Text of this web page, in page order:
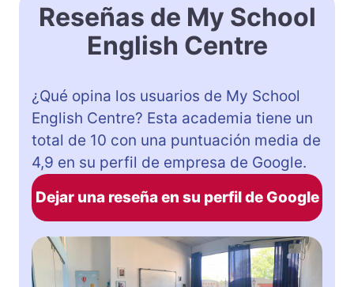
Reseñas de My School
English Centre
¿Qué opina los usuarios de My School
English Centre? Esta academia tiene un
total de 10 con una puntuación media de
4,9 en su perfil de empresa de Google.
Dejar una reseña en su perfil de Google